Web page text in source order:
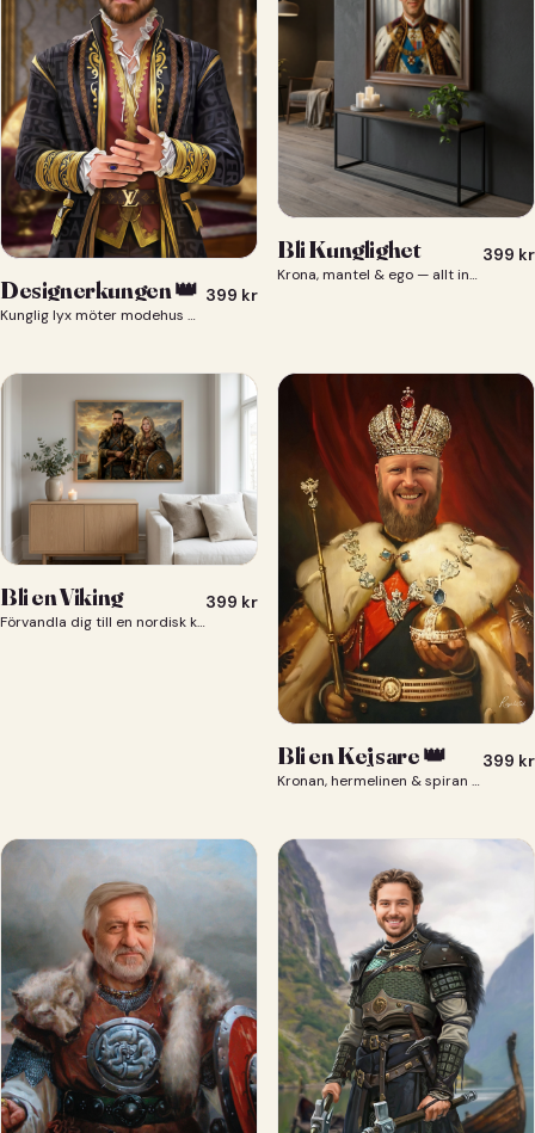
Designerkungen 👑
Kunglig lyx möter modehus — du som designerkung 👑
399 kr
Bli Kunglighet
Krona, mantel & ego — allt ingår 👑
399 kr
Bli en Viking
Förvandla dig till en nordisk krigare i ett episkt vikingaporträtt.
399 kr
Bli en Kejsare 👑
Kronan, hermelinen & spiran — du som kejsare 👑
399 kr